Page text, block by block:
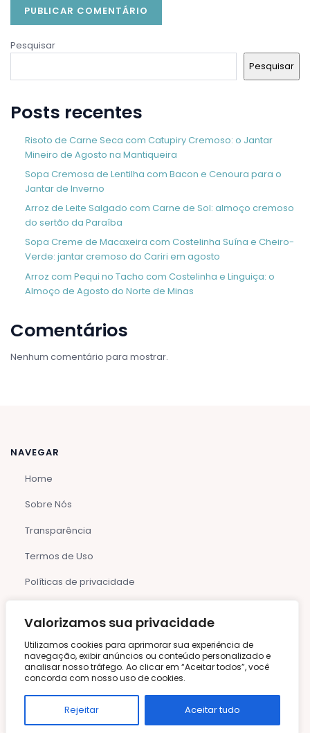
Valorizamos sua privacidade
Utilizamos cookies para aprimorar sua experiência de
navegação, exibir anúncios ou conteúdo personalizado e
analisar nosso tráfego. Ao clicar em “Aceitar todos”, você
concorda com nosso uso de cookies.
Rejeitar Aceitar tudo
Pesquisar
Pesquisar
Posts recentes
Risoto de Carne Seca com Catupiry Cremoso: o Jantar
Mineiro de Agosto na Mantiqueira
Sopa Cremosa de Lentilha com Bacon e Cenoura para o
Jantar de Inverno
Arroz de Leite Salgado com Carne de Sol: almoço cremoso
do sertão da Paraíba
Sopa Creme de Macaxeira com Costelinha Suína e Cheiro-
Verde: jantar cremoso do Cariri em agosto
Arroz com Pequi no Tacho com Costelinha e Linguiça: o
Almoço de Agosto do Norte de Minas
Comentários
Nenhum comentário para mostrar.
NAVEGAR
Home
Sobre Nós
Transparência
Termos de Uso
Políticas de privacidade
Arquivos
agosto 2026
julho 2026